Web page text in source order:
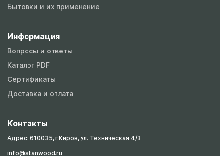
Бытовки и их применение
Информация
Вопросы и ответы
Каталог PDF
Сертификаты
Доставка и оплата
Контакты
Адрес: 610035, г.Киров, ул. Техническая 4/3
info@stanwood.ru